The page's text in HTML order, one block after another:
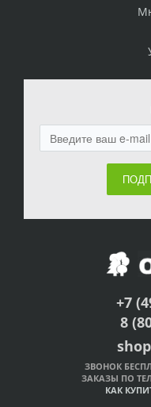
+7
8
ЗВОНОК
ЗАКАЗЫ ПО
КАК